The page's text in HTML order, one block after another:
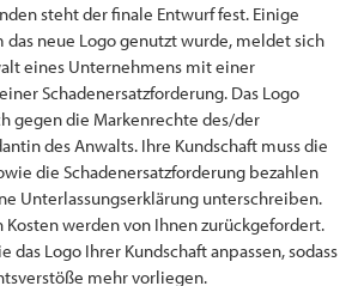
steht der finale Entwurf fest. Einige
das neue Logo genutzt wurde, meldet sich
eines Unternehmens mit einer
Schadenersatzforderung. Das Logo
gegen die Markenrechte des/der
des Anwalts. Ihre Kundschaft muss die
die Schadenersatzforderung bezahlen
Unterlassungserklärung unterschreiben.
Kosten werden von Ihnen zurückgefordert.
das Logo Ihrer Kundschaft anpassen, sodass
mehr vorliegen.